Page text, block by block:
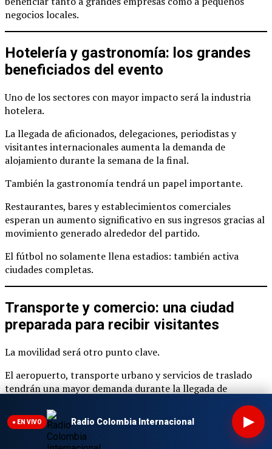
negocios locales.
Hotelería y gastronomía: los grandes
beneficiados del evento
Uno de los sectores con mayor impacto será la industria
hotelera.
La llegada de aficionados, delegaciones, periodistas y
visitantes internacionales aumenta la demanda de
alojamiento durante la semana de la final.
También la gastronomía tendrá un papel importante.
Restaurantes, bares y establecimientos comerciales
esperan un aumento significativo en sus ingresos gracias al
movimiento generado alrededor del partido.
El fútbol no solamente llena estadios: también activa
ciudades completas.
Transporte y comercio: una ciudad
preparada para recibir visitantes
La movilidad será otro punto clave.
El aeropuerto, transporte urbano y servicios de traslado
tendrán una mayor demanda durante la llegada de
Además, sectores comerciales podrán aprovechar la
presencia de visitantes interesados en:
● EN VIVO Radio Colombia Internacional ▶